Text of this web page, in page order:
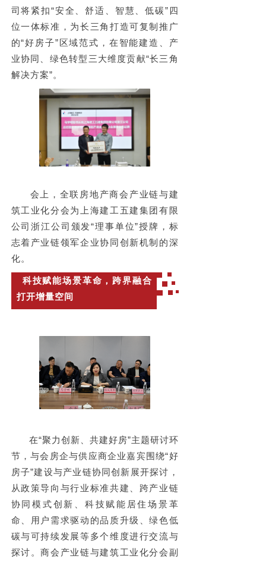
司将紧扣“安全、舒适、智慧、低碳”四
位一体标准， 为长三角打造可复制推广
的“好房子”区域范式 ，在智能建造、产
业协同、绿色转型三大维度贡献“长三角
解决方案”。
会上，全联房地产商会 产业链与建
筑工业化分会为
上海建工五建集团有限
公司浙江公司颁发“理事单位”授牌，标
志着产业链领军企业协同创新机制的深
化。
科技赋能场景革命，跨界融合
打开增量空间
在“聚力创新、共建好房”主题研讨环
节，与会房企与供应商企业嘉宾围绕“好
房子”建设与产业链协同创新展开探讨，
从政策导向与行业标准共建、跨产业链
协同模式创新、科技赋能居住场景革
命、用户需求驱动的品质升级、绿色低
碳与可持续发展等多个维度进行交流与
探讨。商会 产业链与建筑工业化分会副